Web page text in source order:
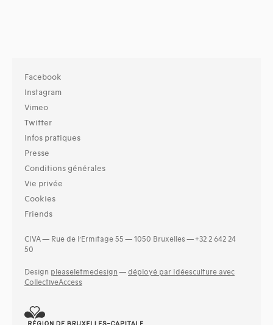
Facebook
Instagram
Vimeo
Twitter
Infos pratiques
Presse
Conditions générales
Vie privée
Cookies
Friends
CIVA — Rue de l’Ermitage 55 — 1050 Bruxelles — +32 2 642 24
50
Design pleaseletmedesign — déployé par Idéesculture avec
CollectiveAccess